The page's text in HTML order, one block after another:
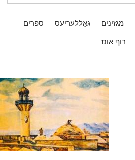
מגזינים גאַללעריעס
ספרים
רוף אונז